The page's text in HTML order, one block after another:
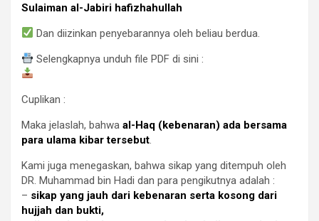
Sulaiman al-Jabiri hafizhahullah
Dan diizinkan penyebarannya oleh beliau berdua.
Selengkapnya unduh file PDF di sini :
Cuplikan :
Maka jelaslah, bahwa al-Haq (kebenaran) ada bersama
para ulama kibar tersebut.
Kami juga menegaskan, bahwa sikap yang ditempuh oleh
DR. Muhammad bin Hadi dan para pengikutnya adalah :
– sikap yang jauh dari kebenaran serta kosong dari
hujjah dan bukti,